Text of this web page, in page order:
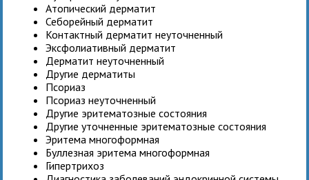
Атопический дерматит
Себорейный дерматит
Контактный дерматит неуточненный
Эксфолиативный дерматит
Дерматит неуточненный
Другие дерматиты
Псориаз
Псориаз неуточненный
Другие эритематозные состояния
Другие уточненные эритематозные состояния
Эритема многоформная
Буллезная эритема многоформная
Гипертрихоз